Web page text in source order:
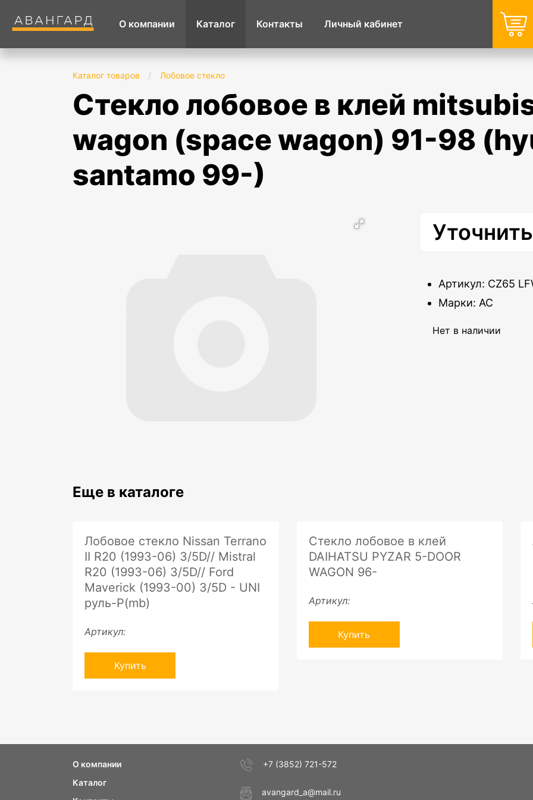
О компании Каталог Контакты Личный кабинет
Каталог товаров / Лобовое стекло
стекло лобовое в клей mitsubishi chariot
wagon (space wagon) 91-98
santamo 99-)
Артикул: CZ65
Марки: AC
Нет в наличии
Еще в каталоге
Лобовое стекло Nissan Terrano
II R20 (1993-06) 3/5D// Mistral
R20 (1993-06) 3/5D// Ford
Maverick (1993-00) 3/5D - UNI
руль-P(mb)
Артикул:
Купить
Стекло лобовое в клей
DAIHATSU PYZAR 5-DOOR
WAGON 96-
Артикул:
Купить
О компании
Каталог
+7 (3852) 721-572
avangard_a@mail.ru